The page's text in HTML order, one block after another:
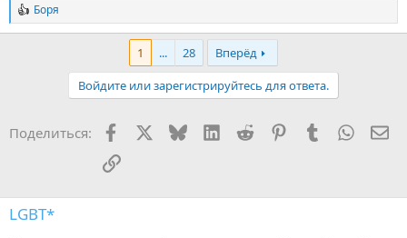
Р
е
Боря
1 ... 28
Вперёд
Войдите или зарегистрируйтесь для ответа.
Поделиться: Facebook BlueskyLinkedIn
Reddit PinterestTumblr
Ссылка
LGBT*